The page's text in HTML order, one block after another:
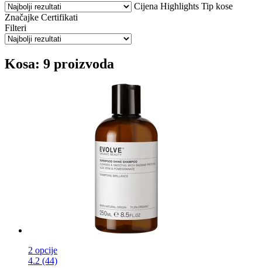
Cijena Highlights Tip kose
Značajke Certifikati
Filteri
Kosa: 9 proizvoda
2 opcije
4.2 (44)